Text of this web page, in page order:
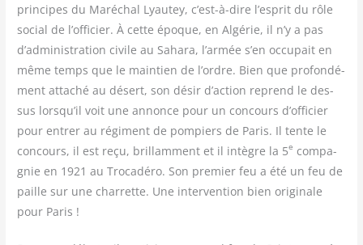
prin­cipes du Maré­chal Lyau­tey, c’est-à-dire l’esprit du rôle
social de l’of­fi­cier. À cette époque, en Algé­rie, il n’y a pas
d’ad­mi­nis­tra­tion civile au Saha­ra, l’armée s’en occu­pait en
même temps que le main­tien de l’ordre. Bien que pro­fon­dé­
ment atta­ché au désert, son désir d’action reprend le des­
sus lorsqu’il voit une annonce pour un concours d’officier
pour entrer au régi­ment de pom­piers de Paris. Il tente le
concours, il est reçu, brillam­ment et il intègre la 5e com­pa­
gnie en 1921 au Tro­ca­dé­ro. Son pre­mier feu a été un feu de
paille sur une char­rette. Une inter­ven­tion bien ori­gi­nale
pour Paris !